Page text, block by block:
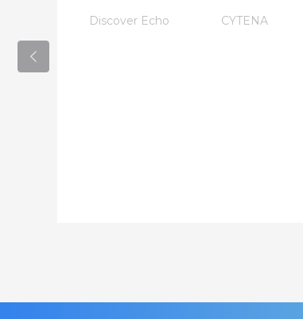
Discover Echo CYTENA